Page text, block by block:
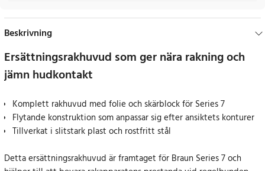
Beskrivning
Ersättningsrakhuvud som ger nära rakning och
jämn hudkontakt
Komplett rakhuvud med folie och skärblock för Series 7
Flytande konstruktion som anpassar sig efter ansiktets konturer
Tillverkat i slitstark plast och rostfritt stål
Detta ersättningsrakhuvud är framtaget för Braun Series 7 och